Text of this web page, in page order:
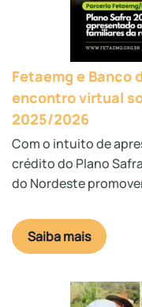
Fetaemg e Banco
encontro virtual
2025/2026
Com o intuito de
crédito do Plano
do Nordeste
Saiba mais